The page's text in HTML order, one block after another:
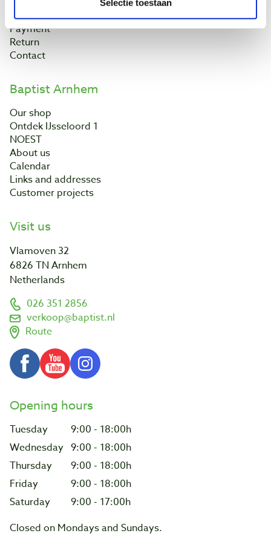
Selectie toestaan
Shipping costs
Payment
Return
Contact
Baptist Arnhem
Our shop
Ontdek IJsseloord 1
NOEST
About us
Calendar
Links and addresses
Customer projects
Visit us
Vlamoven 32
6826 TN Arnhem
Netherlands
026 351 2856
verkoop@baptist.nl
Route
Opening hours
Tuesday
9:00 - 18:00h
Wednesday 9:00 - 18:00h
Thursday
9:00 - 18:00h
Friday
9:00 - 18:00h
Saturday
9:00 - 17:00h
Closed on Mondays and Sundays.